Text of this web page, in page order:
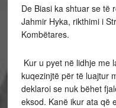
De Biasi ka shtuar se të
Jahmir Hyka, rikthimi i
Kombëtares.
Kur u pyet në lidhje me
kuqezinjtë për të luajtur
deklaroi se nuk bëhet
eksod. Kanë ikur ata që